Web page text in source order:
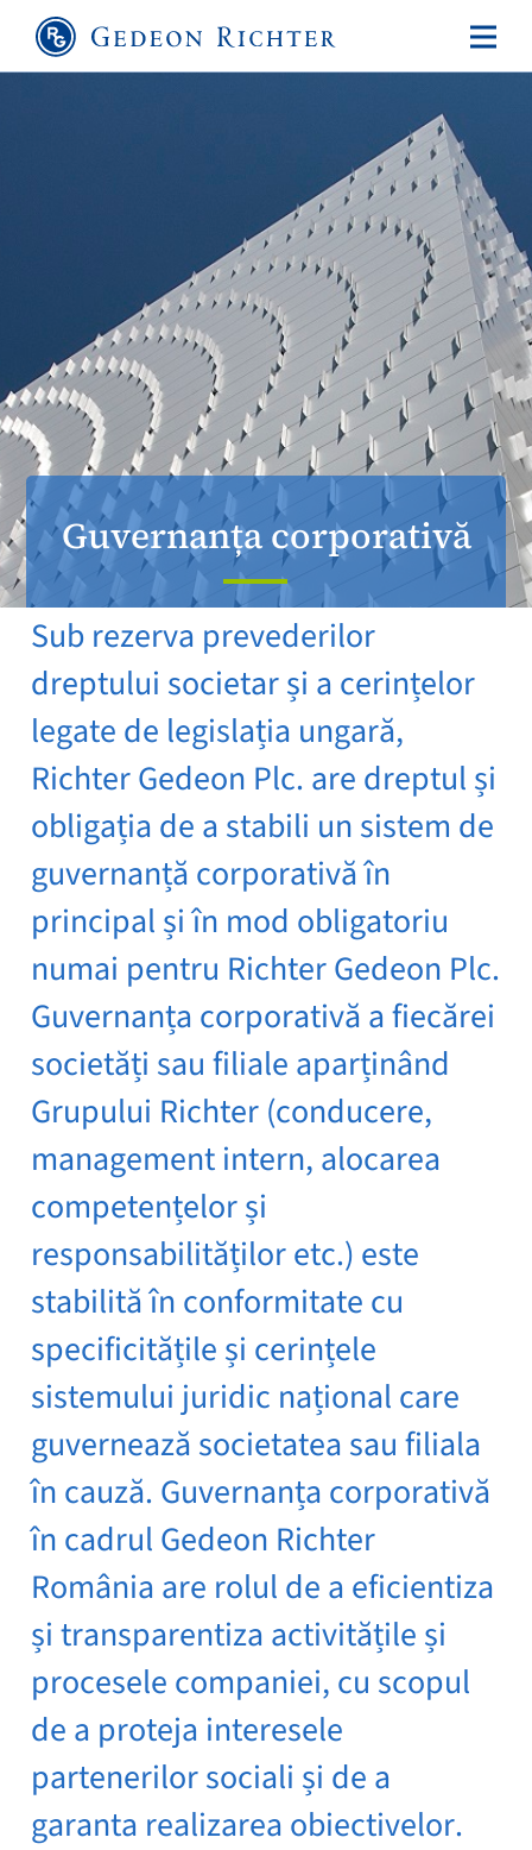
Guvernanța corporativă
Sub rezerva prevederilor
dreptului societar și a cerințelor
legate de legislația ungară,
Richter Gedeon Plc. are dreptul și
obligația de a stabili un sistem de
guvernanță corporativă în
principal și în mod obligatoriu
numai pentru Richter Gedeon Plc.
Guvernanța corporativă a fiecărei
societăți sau filiale aparținând
Grupului Richter (conducere,
management intern, alocarea
competențelor și
responsabilităților etc.) este
stabilită în conformitate cu
specificitățile și cerințele
sistemului juridic național care
guvernează societatea sau filiala
în cauză. Guvernanța corporativă
în cadrul Gedeon Richter
România are rolul de a eficientiza
și transparentiza activitățile și
procesele companiei, cu scopul
de a proteja interesele
partenerilor sociali și de a
garanta realizarea obiectivelor.